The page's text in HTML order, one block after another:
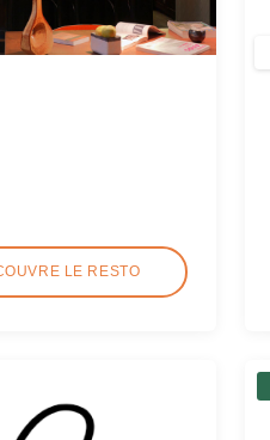
LE RESTO